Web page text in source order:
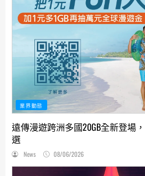
業界動態
遠傳漫遊跨洲多國20GB全新登場
選
News 08/06/2026